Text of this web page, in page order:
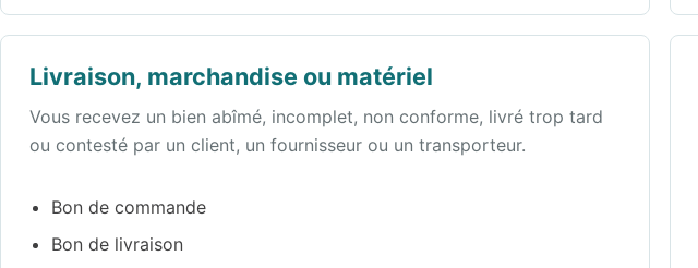
Livraison, marchandise ou matériel
Vous recevez un bien abîmé, incomplet, non conforme, livré trop tard
ou contesté par un client, un fournisseur ou un transporteur.
Bon de commande
Bon de livraison